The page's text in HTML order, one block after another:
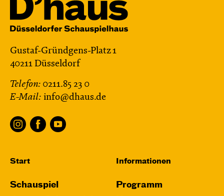
Gustaf-Gründgens-Platz 1
40211 Düsseldorf
Telefon: 0211.85 23 0
E-Mail: info@dhaus.de
Start
Schauspiel
Informationen
Programm